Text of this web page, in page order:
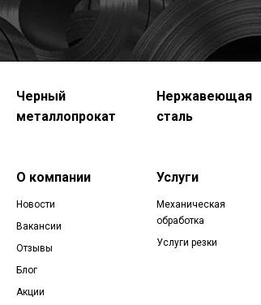
Черный
металлопрокат
Нержавеющая
сталь
О компании
Новости
Вакансии
Отзывы
Блог
Акции
Услуги
Механическая
обработка
Услуги резки